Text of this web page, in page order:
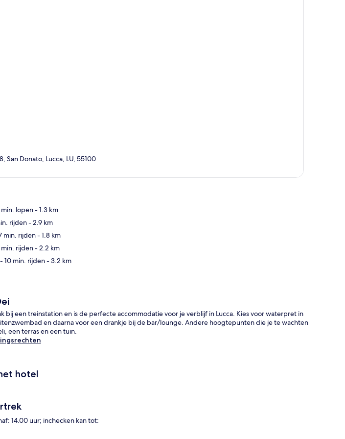
San Donato, Lucca, LU, 55100
min. lopen- 1.3 km
rijden- 2.9 km
min. rijden- 1.8 km
rijden- 2.2 km
- 10 min. rijden- 3.2 km
bij een treinstation en is de perfecte accommodatie voor je verblijf in Lucca. Kies voor waterpret in
en daarna voor een drankje bij de bar/lounge. Andere hoogtepunten die je te wachten
een terras en een tuin.
hotel
14.00 uur; inchecken kan tot: